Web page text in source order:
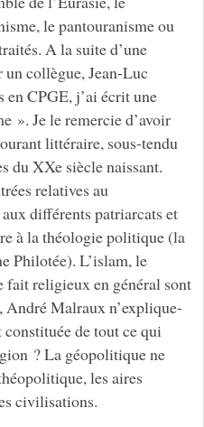
le pantouranisme ou
A la suite d’une
collègue, Jean-Luc
CPGE, j’ai écrit une
». Je le remercie d’avoir
littéraire, sous-tendu
du XXe siècle naissant.
relatives au
différents patriarcats et
à la théologie politique (la
Philotée). L’islam, le
fait religieux en général sont
André Malraux n’explique-
de tout ce qui
? La géopolitique ne
les aires
civilisations.